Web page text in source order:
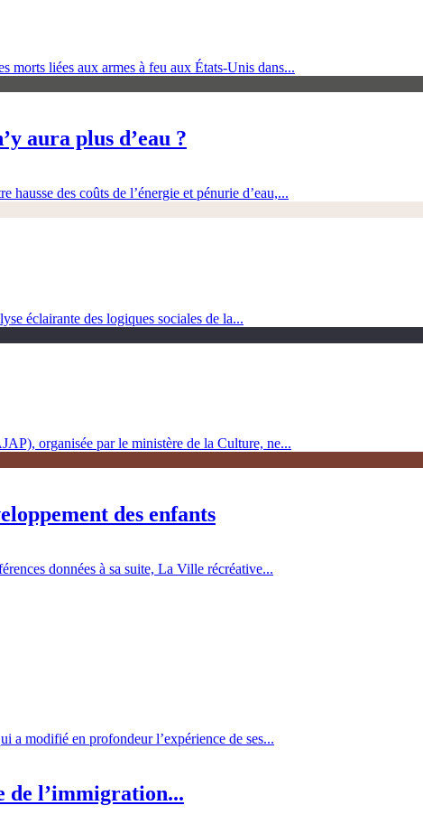
morts liées aux armes à feu aux États-Unis dans...
aura plus d’eau ?
des coûts de l’énergie et pénurie d’eau,...
éclairante des logiques sociales de la...
organisée par le ministère de la Culture, ne...
des enfants
données à sa suite, La Ville récréative...
a modifié en profondeur l’expérience de ses...
de l’immigration...